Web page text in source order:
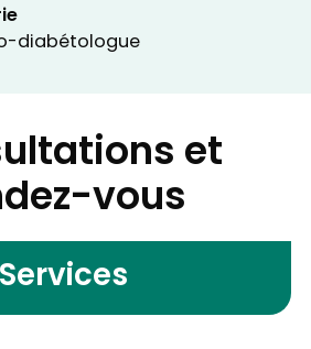
diabétologue
et
vous
Services